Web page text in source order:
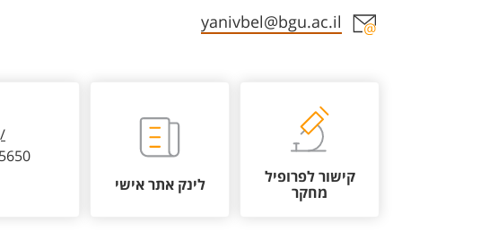
אזור צור קשר עם איש הסגל
yanivbel@bgu.ac.il
קישור לפרופיל
מחקר
לינק אתר אישי